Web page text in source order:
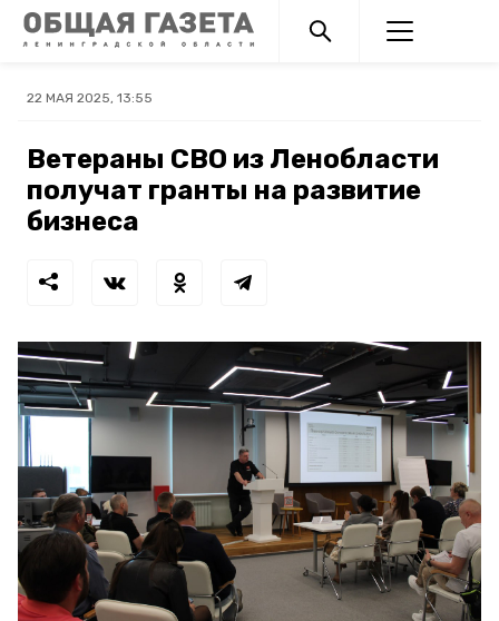
22 МАЯ 2025, 13:55
Ветераны СВО из Ленобласти
получат гранты на развитие
бизнеса